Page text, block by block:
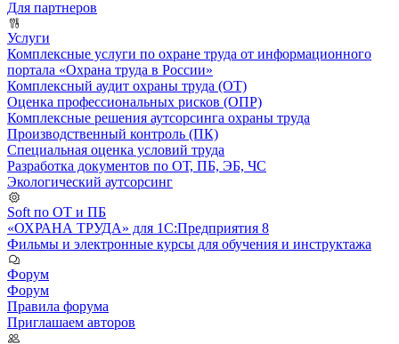
Для партнеров
Услуги
Комплексные услуги по охране труда от информационного
портала «Охрана труда в России»
Комплексный аудит охраны труда (ОТ)
Оценка профессиональных рисков (ОПР)
Комплексные решения аутсорсинга охраны труда
Производственный контроль (ПК)
Специальная оценка условий труда
Разработка документов по ОТ, ПБ, ЭБ, ЧС
Экологический аутсорсинг
Soft по ОТ и ПБ
«ОХРАНА ТРУДА» для 1С:Предприятия 8
Фильмы и электронные курсы для обучения и инструктажа
Форум
Форум
Правила форума
Приглашаем авторов